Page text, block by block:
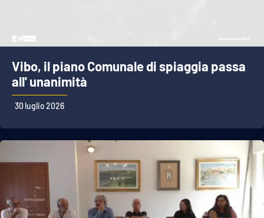
Vibo, il piano Comunale di spiaggia passa
all' unanimità
30 luglio 2026